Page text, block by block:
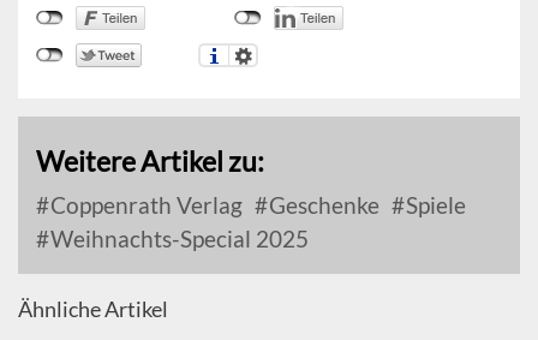
Weitere Artikel zu:
Coppenrath Verlag Geschenke
Spiele
Weihnachts-Special 2025
Ähnliche Artikel